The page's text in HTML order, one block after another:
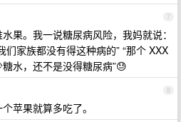
7
果。我一说糖尿病风险，我妈就说：
们家族都没有得这种病的” “那个 XXX
水，还不是没得糖尿病”😓
8
苹果就算多吃了。